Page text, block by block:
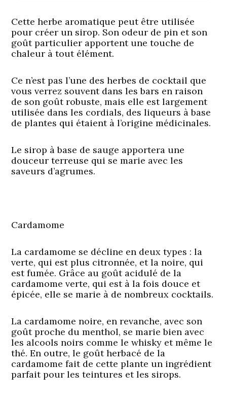
Cette herbe aromatique peut être utilisée
pour créer un sirop. Son odeur de pin et son
goût particulier apportent une touche de
chaleur à tout élément.
Ce n’est pas l’une des herbes de cocktail que
vous verrez souvent dans les bars en raison
de son goût robuste, mais elle est largement
utilisée dans les cordials, des liqueurs à base
de plantes qui étaient à l’origine médicinales.
Le sirop à base de sauge apportera une
douceur terreuse qui se marie avec les
saveurs d’agrumes.
Cardamome
La cardamome se décline en deux types : la
verte, qui est plus citronnée, et la noire, qui
est fumée. Grâce au goût acidulé de la
cardamome verte, qui est à la fois douce et
épicée, elle se marie à de nombreux cocktails.
La cardamome noire, en revanche, avec son
goût proche du menthol, se marie bien avec
les alcools noirs comme le whisky et même le
thé. En outre, le goût herbacé de la
cardamome fait de cette plante un ingrédient
parfait pour les teintures et les sirops.